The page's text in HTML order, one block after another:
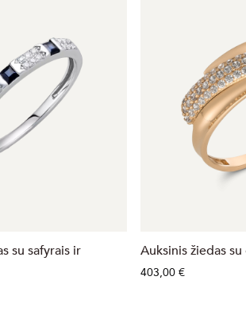
su safyrais ir
Auksinis žiedas
403,00 €